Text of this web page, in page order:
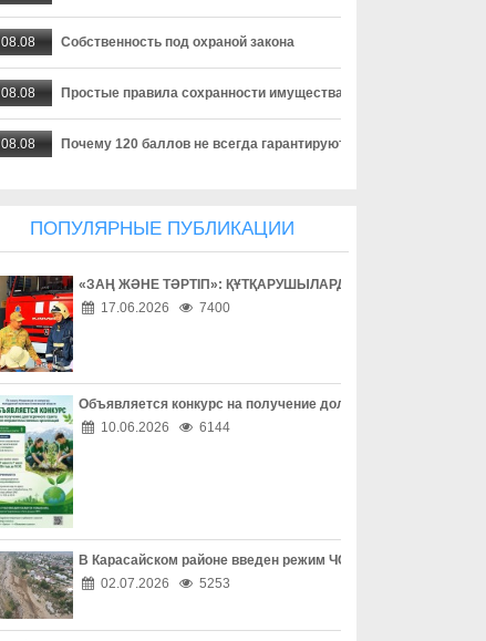
08.08 Собственность под охраной закона
08.08 Простые правила сохранности имущества
08.08 Почему 120 баллов не всегда гарантируют грант, а 100 могут
08.08 Конфликт без агрессии
08.08 Семья начинается с заботы
08.08 Дом должен быть местом безопасности
08.08 Безопасный двор – безопасный город
08.08 Безопасность рядом с нами
08.08 Внимательность спасает жизни
08.08 Безопасность начинается с каждого
ПОПУЛЯРНЫЕ ПУБЛИКАЦИИ
«ЗАҢ ЖӘНЕ ТӘРТІП»: ҚҰТҚАРУШЫЛАРДЫҢ ЕҢБЕГІМЕН
17.06.2026
7400
Объявляется конкурс на получение долгосрочного гранта
10.06.2026
6144
В Карасайском районе введен режим ЧС местного масштаба
02.07.2026
5253